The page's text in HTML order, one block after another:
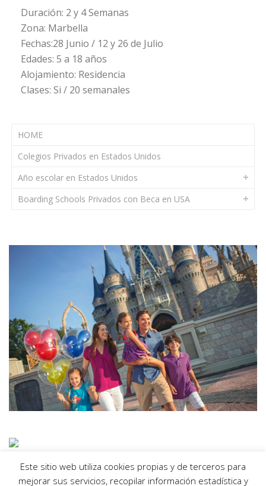
Duración: 2 y 4 Semanas
Zona: Marbella
Fechas:28 Junio / 12 y 26 de Julio
Edades: 5 a 18 años
Alojamiento: Residencia
Clases: Si / 20 semanales
HOME
Colegios Privados en Estados Unidos
Año escolar en Estados Unidos
Boarding Schools Privados con Beca en USA
Este sitio web utiliza cookies propias y de terceros para
mejorar sus servicios, recopilar información estadística y